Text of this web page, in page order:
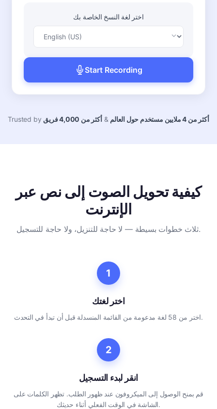
اختر لغة النسخ الخاصة بك
Start Recording
Trusted by أكثر من 4 ملايين مستخدم حول العالم & أكثر من 4,000 فريق
كيفية تحويل الصوت إلى نص عبر
الإنترنت
ثلاث خطوات بسيطة — لا حاجة للتنزيل، ولا حاجة للتسجيل.
1
اختر لغتك
اختر من 58 لغة مدعومة من القائمة المنسدلة قبل أن تبدأ في التحدث.
2
انقر لبدء التسجيل
قم بمنح الوصول إلى الميكروفون عند ظهور الطلب. تظهر الكلمات على
الشاشة في الوقت الفعلي أثناء حديثك.